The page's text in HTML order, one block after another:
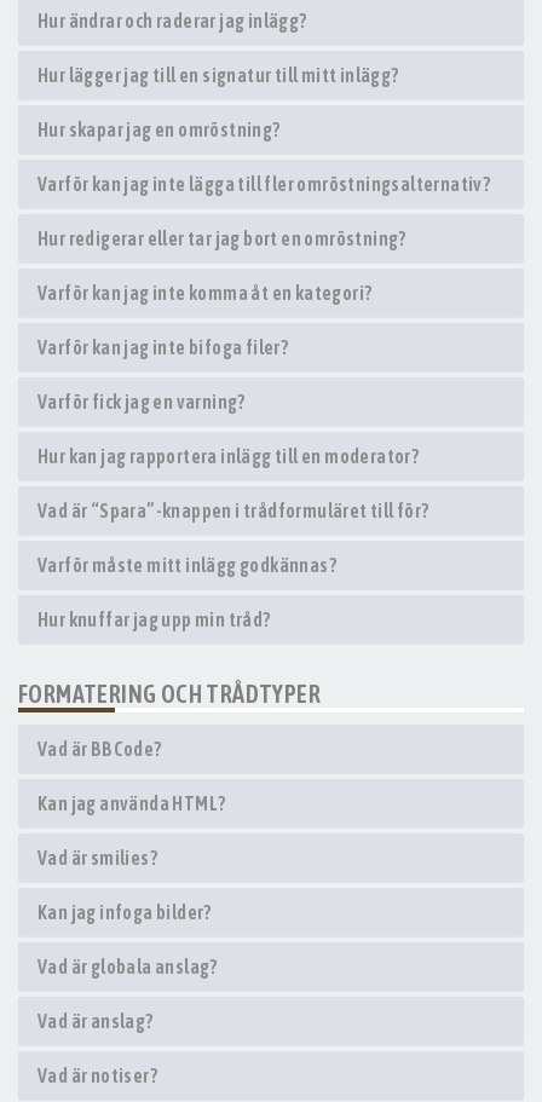
Hur ändrar och raderar jag inlägg?
Hur lägger jag till en signatur till mitt inlägg?
Hur skapar jag en omröstning?
Varför kan jag inte lägga till fler omröstningsalternativ?
Hur redigerar eller tar jag bort en omröstning?
Varför kan jag inte komma åt en kategori?
Varför kan jag inte bifoga filer?
Varför fick jag en varning?
Hur kan jag rapportera inlägg till en moderator?
Vad är “Spara”-knappen i trådformuläret till för?
Varför måste mitt inlägg godkännas?
Hur knuffar jag upp min tråd?
FORMATERING OCH TRÅDTYPER
Vad är BBCode?
Kan jag använda HTML?
Vad är smilies?
Kan jag infoga bilder?
Vad är globala anslag?
Vad är anslag?
Vad är notiser?